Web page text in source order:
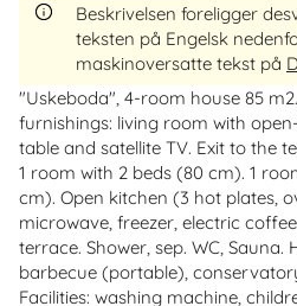
Beskrivelsen foreligger
teksten på Engelsk
maskinoversatte tekst på
"Uskeboda", 4-room house 85
furnishings: living room with
table and satellite TV. Exit to the
1 room with 2 beds (80 cm). 1
cm). Open kitchen (3 hot plates,
microwave, freezer, electric
terrace. Shower, sep. WC,
barbecue (portable),
Facilities: washing machine,